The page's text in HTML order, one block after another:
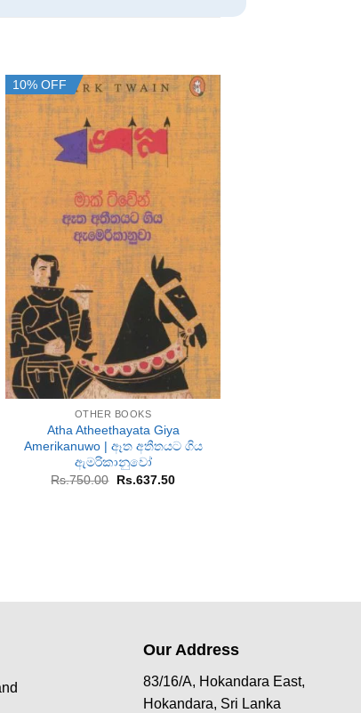
10% OFF
+
OTHER BOOKS
Atha Atheethayata Giya
Amerikanuwo | ඈත අතීතයට ගිය
ඇමරිකානුවෝ
Rs.750.00 Original
Rs.637.50Current
Our Address
83/16/A, Hokandara East,
Hokandara, Sri Lanka